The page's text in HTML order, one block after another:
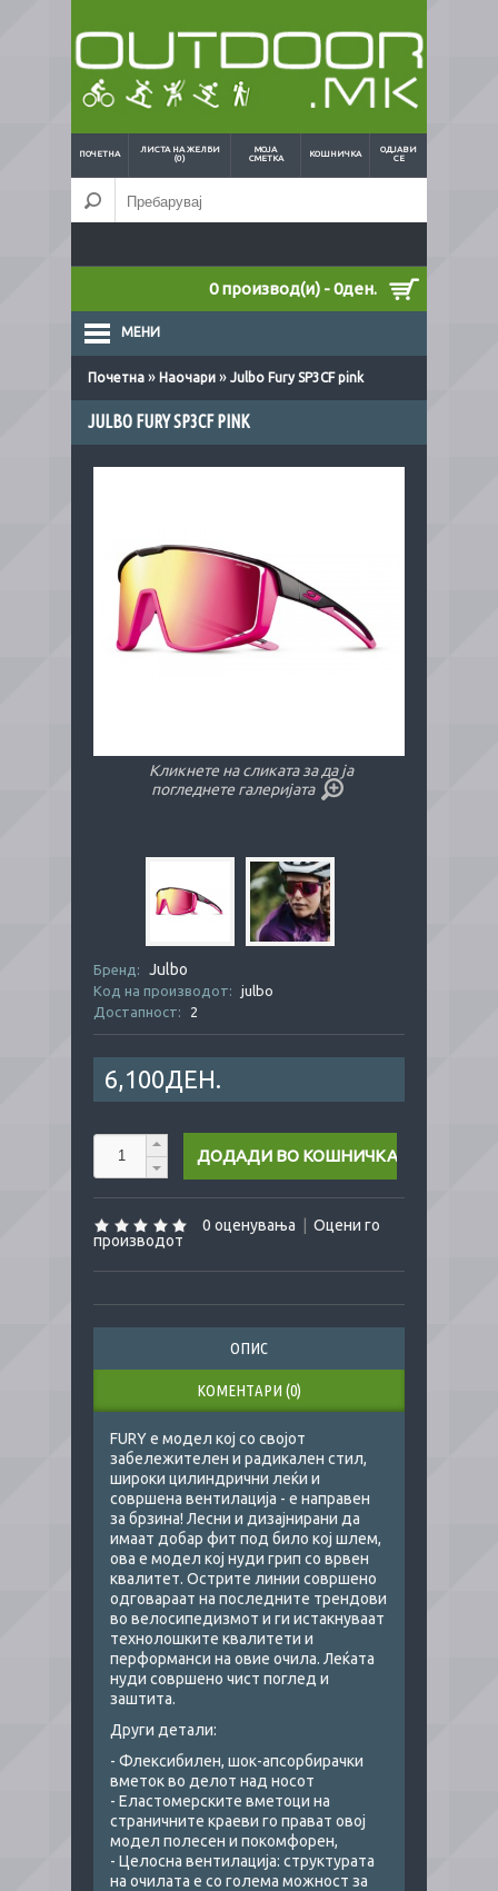
ПОЧЕТНА
ЛИСТА НА ЖЕЛБИ
(0)
МОЈА
СМЕТКА
КОШНИЧКА
ОДЈАВИ
СЕ
0 производ(и) - 0ден.
МЕНИ
Почетна » Наочари » Julbo Fury SP3CF pink
JULBO FURY SP3CF PINK
Кликнете на сликата за да ја
погледнете галеријата
Бренд: Julbo
Код на производот:
julbo
Достапност:
2
6,100ДЕН.
0 оценувања
Оцени го
производот
ОПИС
КОМЕНТАРИ (0)
FURY е модел кој со својот
забележителен и радикален стил,
широки цилиндрични леќи и
совршена вентилација - е направен
за брзина! Лесни и дизајнирани да
имаат добар фит под било кој шлем,
ова е модел кој нуди грип со врвен
квалитет. Острите линии совршено
одговараат на последните трендови
во велосипедизмот и ги истакнуваат
технолошките квалитети и
перформанси на овие очила. Леќата
нуди совршено чист поглед и
заштита.
Други детали:
- Флексибилен, шок-апсорбирачки
вметок во делот над носот
- Еластомерските вметоци на
страничните краеви го прават овој
модел полесен и покомфорен,
- Целосна вентилација: структурата
на очилата е со голема можност за